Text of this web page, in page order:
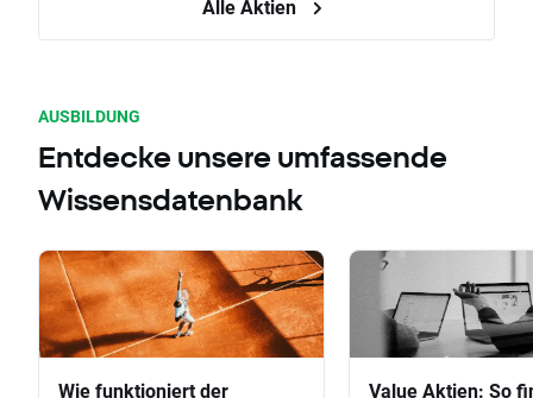
Alle Aktien
AUSBILDUNG
Entdecke unsere umfassende
Wissensdatenbank
Wie funktioniert der
Value Aktien: So